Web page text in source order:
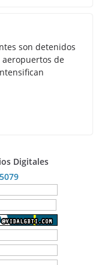
son detenidos
de
Digitales